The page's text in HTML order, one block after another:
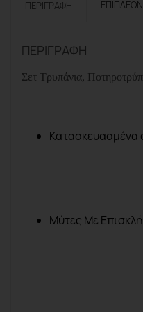
ΠΕΡΙΓΡΑΦΉ
ΠΕΡΙΓΡΑΦΉ
Σετ Τρυπάνια,
Κατασκευασμένα
Μύτες Με